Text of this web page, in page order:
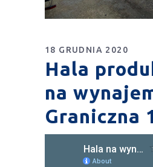
18 GRUDNIA 2020
Hala
na
Graniczna